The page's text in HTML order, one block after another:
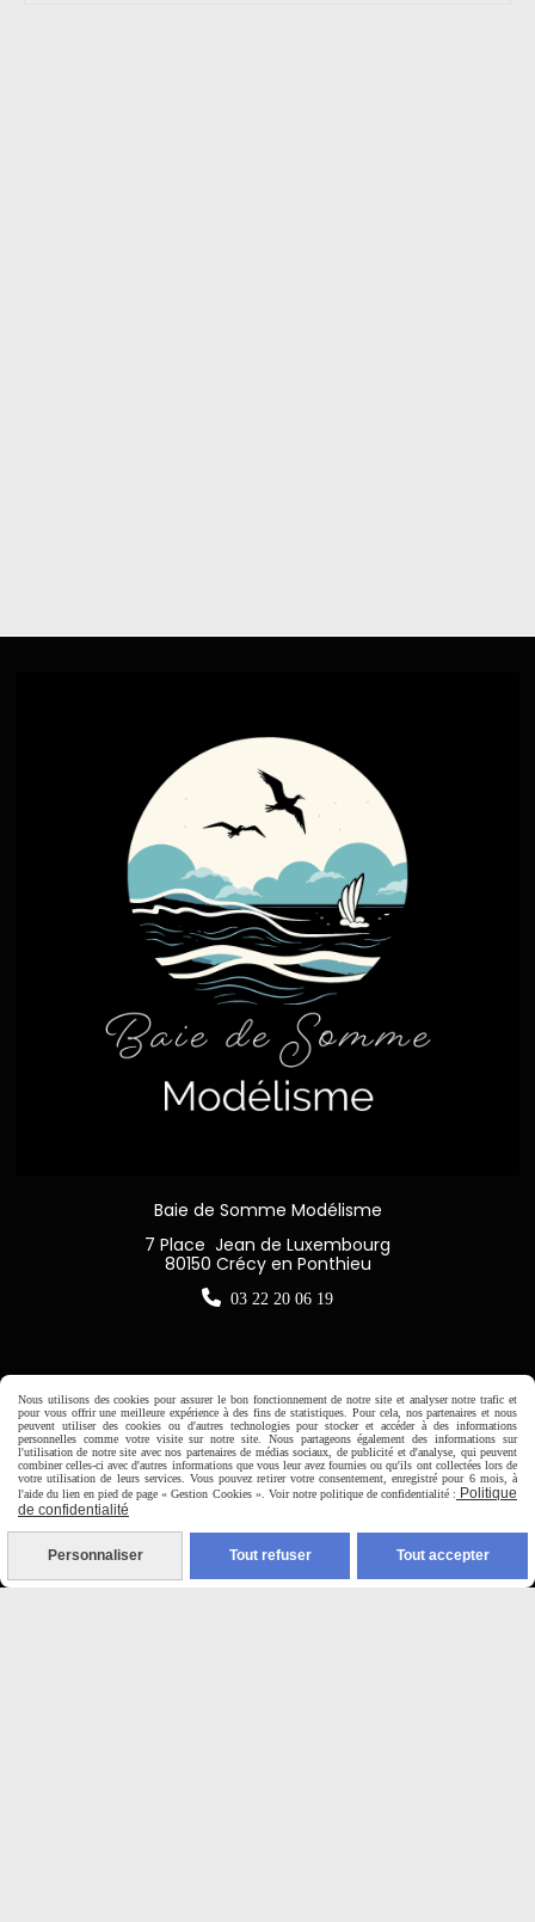
Baie de Somme Modélisme
7 Place Jean de Luxembourg
80150 Crécy en Ponthieu
 03 22 20 06 19
Horaire d'ouverture:
Du Mardi au Samedi de
9H00 - 12H30 / 14H00-18H30
Paiement sécurisé
Nous utilisons des cookies pour assurer le bon fonctionnement de notre site et analyser notre trafic et
pour vous offrir une meilleure expérience à des fins de statistiques. Pour cela, nos partenaires et nous
peuvent utiliser des cookies ou d'autres technologies pour stocker et accéder à des informations
personnelles comme votre visite sur notre site. Nous partageons également des informations sur
l'utilisation de notre site avec nos partenaires de médias sociaux, de publicité et d'analyse, qui peuvent
combiner celles-ci avec d'autres informations que vous leur avez fournies ou qu'ils ont collectées lors de
votre utilisation de leurs services. Vous pouvez retirer votre consentement, enregistré pour 6 mois, à
l'aide du lien en pied de page « Gestion Cookies ». Voir notre politique de confidentialité : Politique
de confidentialité
Personnaliser Tout refuser Tout accepter